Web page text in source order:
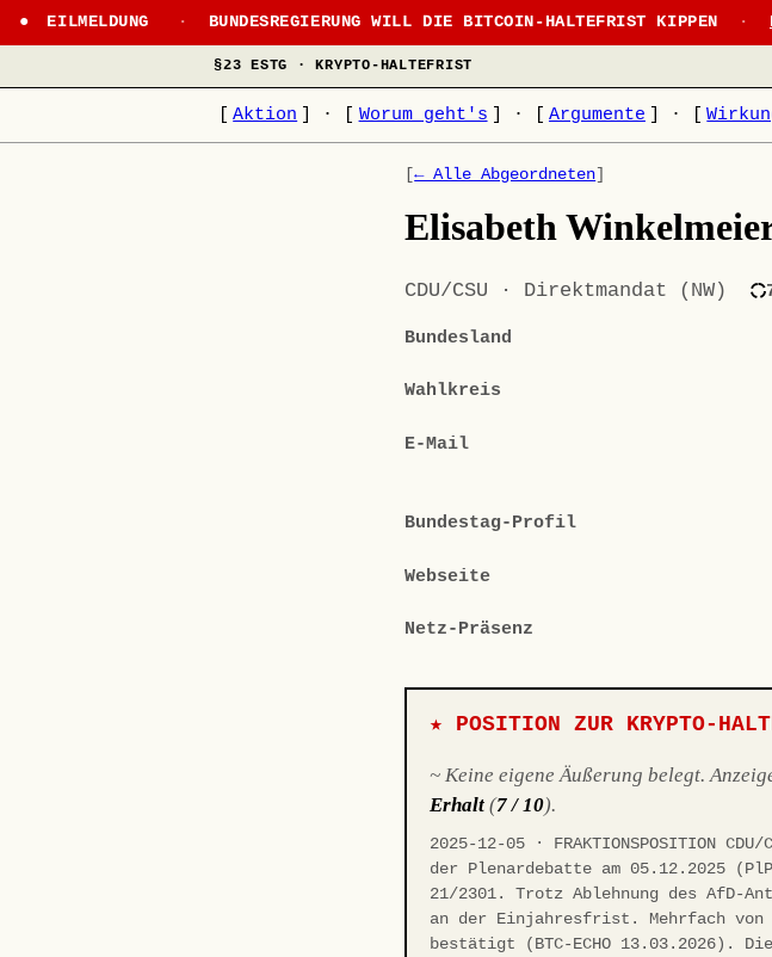
EILMELDUNG · BUNDESREGIERUNG WILL DIE BITCOIN-HALTEFRIST KIPPEN ·
§23 ESTG · KRYPTO-HALTEFRIST
Aktion · Worum geht's · Argumente ·
[← Alle Abgeordneten]
Elisabeth
CDU/CSU · Direktmandat (NW)
Bundesland
Wahlkreis
E-Mail
Bundestag-Profil
Webseite
Netz-Präsenz
★ POSITION ZUR KRYPTO-
~ Keine eigene Äußerung belegt.
Erhalt (7 / 10).
2025-12-05 · FRAKTIONSPOSITION
der Plenardebatte am 05.12.2025
21/2301. Trotz Ablehnung des
an der Einjahresfrist. Mehrfach von
bestätigt (BTC-ECHO 13.03.2026).